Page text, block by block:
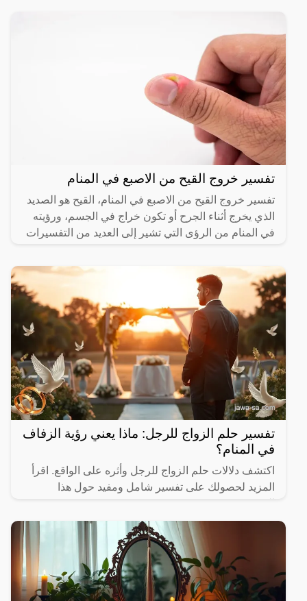
تفسير خروج القيح من الاصبع في المنام
تفسير خروج القيح من الاصبع في المنام، القيح هو الصديد
الذي يخرج أثناء الجرح أو تكون خراج في الجسم، ورؤيته
في المنام من الرؤى التي تشير إلى العديد من التفسيرات
تفسير حلم الزواج للرجل: ماذا يعني رؤية الزفاف
في المنام؟
اكتشف دلالات حلم الزواج للرجل وأثره على الواقع. اقرأ
المزيد لحصولك على تفسير شامل ومفيد حول هذا